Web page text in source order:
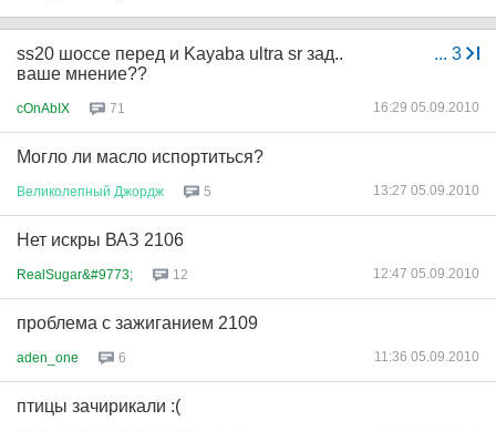
... 3
ss20 шоссе перед и Kayaba ultra sr зад..
ваше мнение??
cOnAbIX 71 16:29 05.09.2010
Могло ли масло испортиться?
Великолепный Джордж 5 13:27 05.09.2010
Нет искры ВАЗ 2106
RealSugar&#9773; 12 12:47 05.09.2010
проблема с зажиганием 2109
aden_one 6 11:36 05.09.2010
птицы зачирикали :(